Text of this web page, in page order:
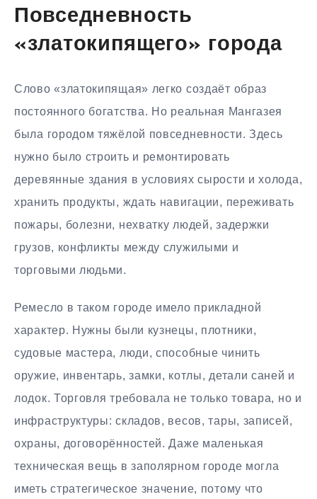
Повседневность
«златокипящего» города
Слово «златокипящая» легко создаёт образ
постоянного богатства. Но реальная Мангазея
была городом тяжёлой повседневности. Здесь
нужно было строить и ремонтировать
деревянные здания в условиях сырости и холода,
хранить продукты, ждать навигации, переживать
пожары, болезни, нехватку людей, задержки
грузов, конфликты между служилыми и
торговыми людьми.
Ремесло в таком городе имело прикладной
характер. Нужны были кузнецы, плотники,
судовые мастера, люди, способные чинить
оружие, инвентарь, замки, котлы, детали саней и
лодок. Торговля требовала не только товара, но и
инфраструктуры: складов, весов, тары, записей,
охраны, договорённостей. Даже маленькая
техническая вещь в заполярном городе могла
иметь стратегическое значение, потому что